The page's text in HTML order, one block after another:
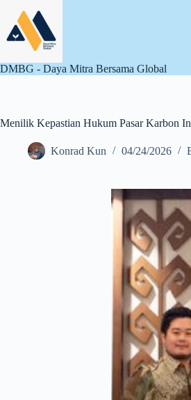
content
DMBG - Daya Mitra Bersama Global
Menilik Kepastian Hukum Pasar Karbon
Konrad Kun 04/24/2026